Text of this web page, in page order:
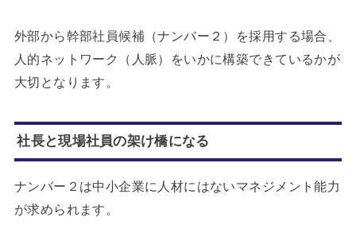
外部から幹部社員候補（ナンバー２）を採用する場合、
人的ネットワーク（人脈）をいかに構築できているかが
大切となります。
社長と現場社員の架け橋になる
ナンバー２は中小企業に人材にはないマネジメント能力
が求められます。